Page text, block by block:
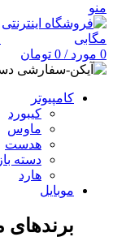
منو
0 مورد/
0 تومان
کامپیوتر
کیبورد
ماوس
هدست
دسته
هارد
موبایل